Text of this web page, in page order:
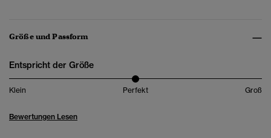
Größe und Passform
Entspricht der Größe
Klein Perfekt Groß
Bewertungen Lesen